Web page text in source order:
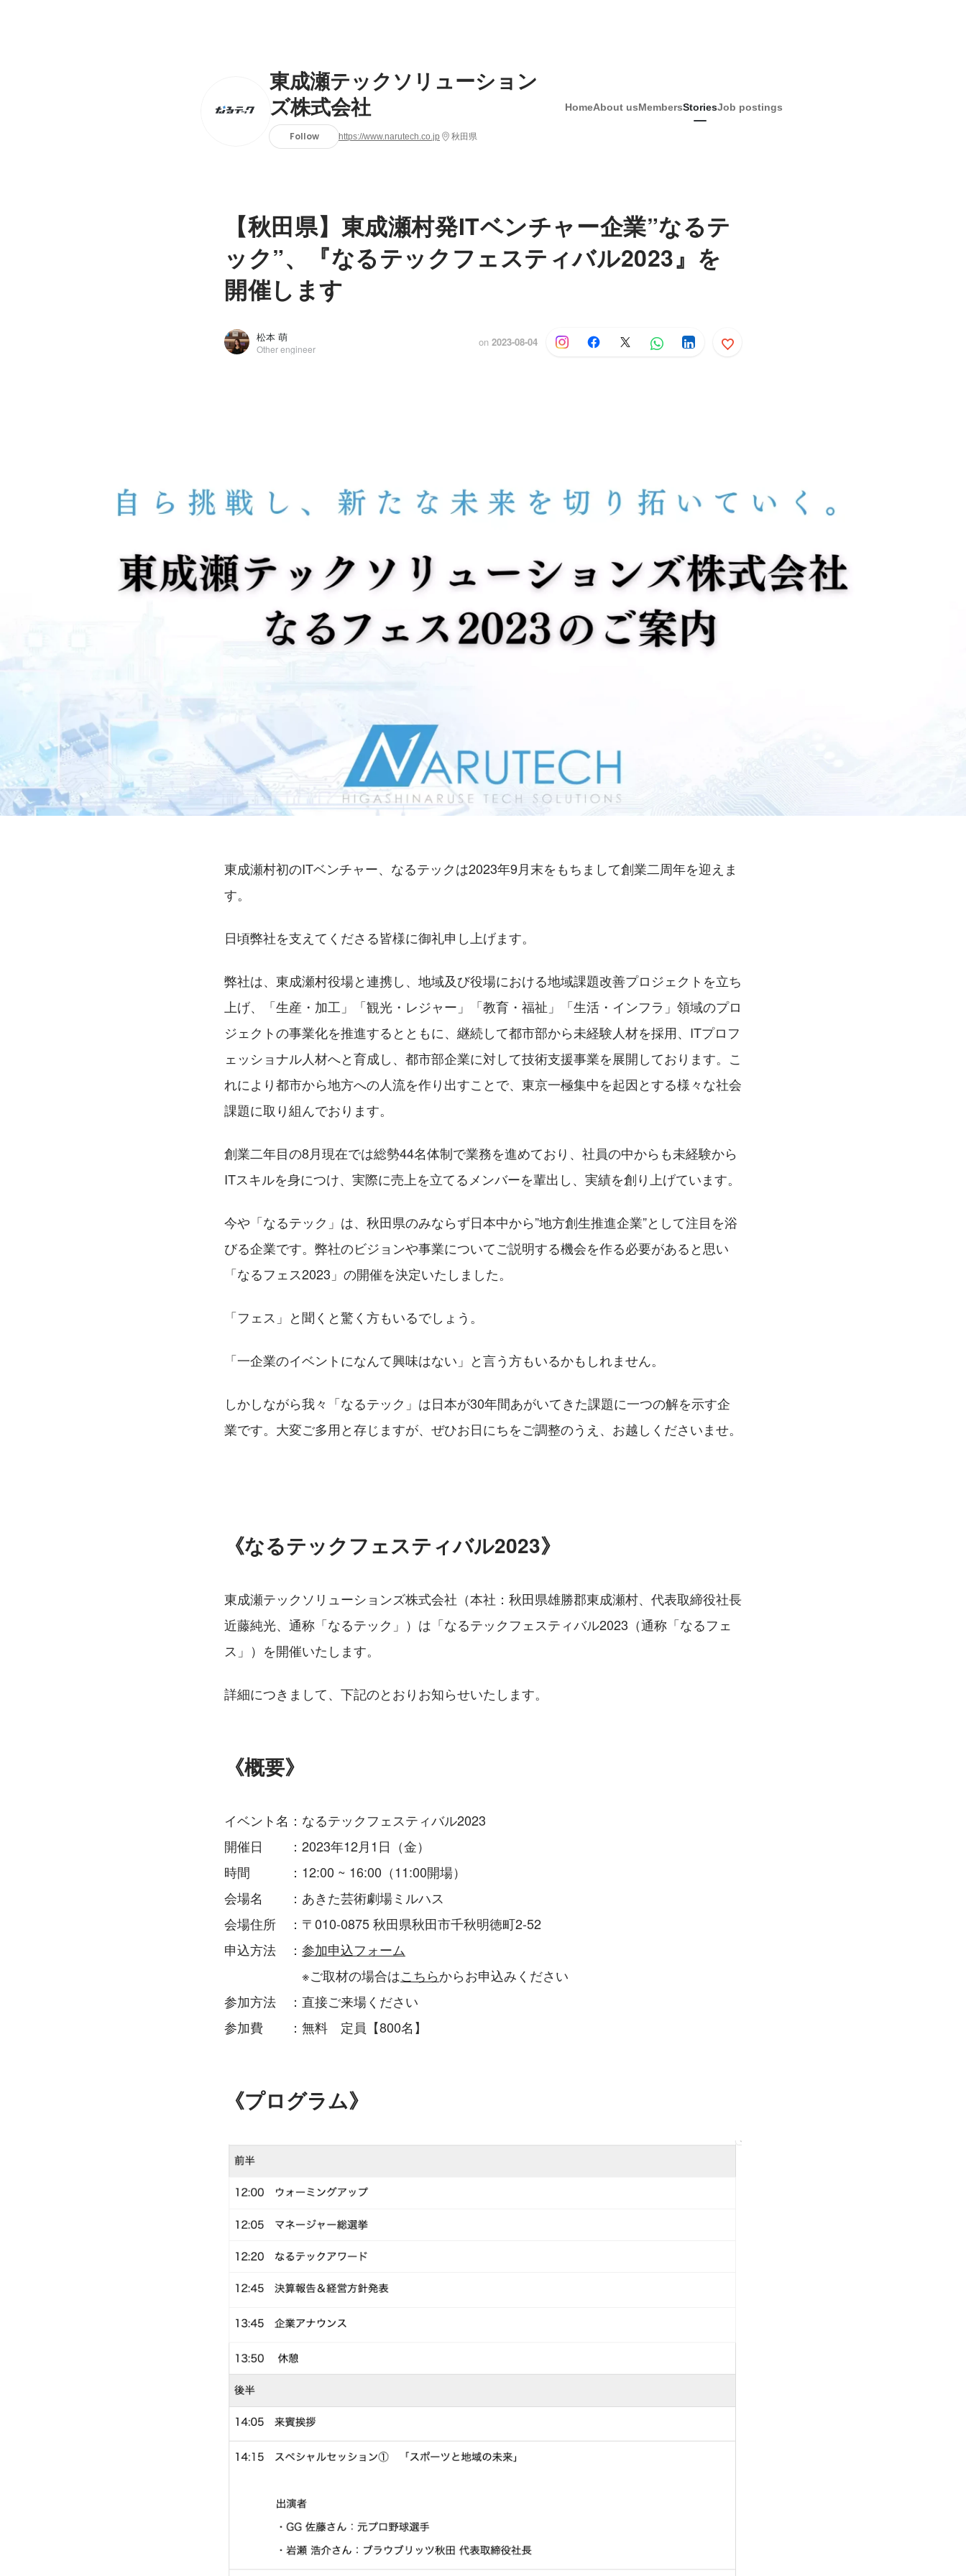
東成瀬テックソリューション
ズ株式会社
Follow https://www.narutech.co.jp 秋田県
HomeAbout usMembersStoriesJob postings
【秋田県】東成瀬村発ITベンチャー企業”なるテ
ック”、『なるテックフェスティバル2023』を
開催します
松本 萌
Other engineer
on 2023-08-04
東成瀬村初のITベンチャー、なるテックは2023年9月末をもちまして創業二周年を迎えま
す。
日頃弊社を支えてくださる皆様に御礼申し上げます。
弊社は、東成瀬村役場と連携し、地域及び役場における地域課題改善プロジェクトを立ち
上げ、「生産・加工」「観光・レジャー」「教育・福祉」「生活・インフラ」領域のプロ
ジェクトの事業化を推進するとともに、継続して都市部から未経験人材を採用、ITプロフ
ェッショナル人材へと育成し、都市部企業に対して技術支援事業を展開しております。こ
れにより都市から地方への人流を作り出すことで、東京一極集中を起因とする様々な社会
課題に取り組んでおります。
創業二年目の8月現在では総勢44名体制で業務を進めており、社員の中からも未経験から
ITスキルを身につけ、実際に売上を立てるメンバーを輩出し、実績を創り上げています。
今や「なるテック」は、秋田県のみならず日本中から”地方創生推進企業”として注目を浴
びる企業です。弊社のビジョンや事業についてご説明する機会を作る必要があると思い
「なるフェス2023」の開催を決定いたしました。
「フェス」と聞くと驚く方もいるでしょう。
「一企業のイベントになんて興味はない」と言う方もいるかもしれません。
しかしながら我々「なるテック」は日本が30年間あがいてきた課題に一つの解を示す企
業です。大変ご多用と存じますが、ぜひお日にちをご調整のうえ、お越しくださいませ。
《なるテックフェスティバル2023》
東成瀬テックソリューションズ株式会社（本社：秋田県雄勝郡東成瀬村、代表取締役社長
近藤純光、通称「なるテック」）は「なるテックフェスティバル2023（通称「なるフェ
ス」）を開催いたします。
詳細につきまして、下記のとおりお知らせいたします。
《概要》
イベント名：なるテックフェスティバル2023
開催日　　：2023年12月1日（金）
時間　　　：12:00 ~ 16:00（11:00開場）
会場名　　：あきた芸術劇場ミルハス
会場住所　：〒010-0875 秋田県秋田市千秋明徳町2-52
申込方法　： 参加申込フォーム
※ご取材の場合はこちらからお申込みください
参加方法　：直接ご来場ください
参加費　　：無料　定員【800名】
《プログラム》
松本 萌
東成瀬テックソリューションズ株式会社 / Other engineer